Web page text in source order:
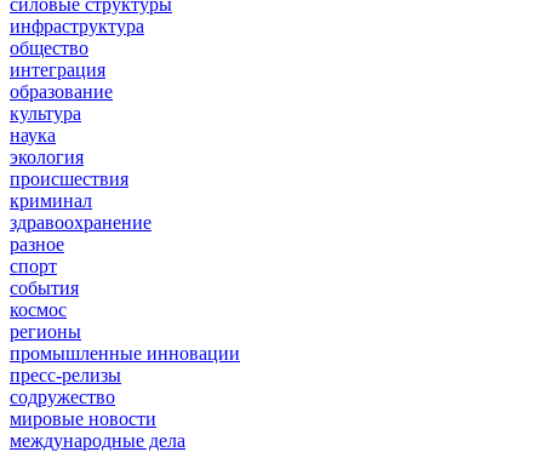
силовые структуры
инфраструктура
общество
интеграция
образование
культура
наука
экология
происшествия
криминал
здравоохранение
разное
спорт
события
космос
регионы
промышленные инновации
пресс-релизы
содружество
мировые новости
международные дела